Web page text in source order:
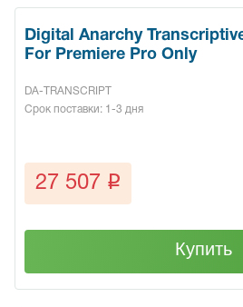
Digital Anarchy
For Premiere Pro Only
DA-TRANSCRIPT
Срок поставки: 1-3 дня
27 507 q
Купить